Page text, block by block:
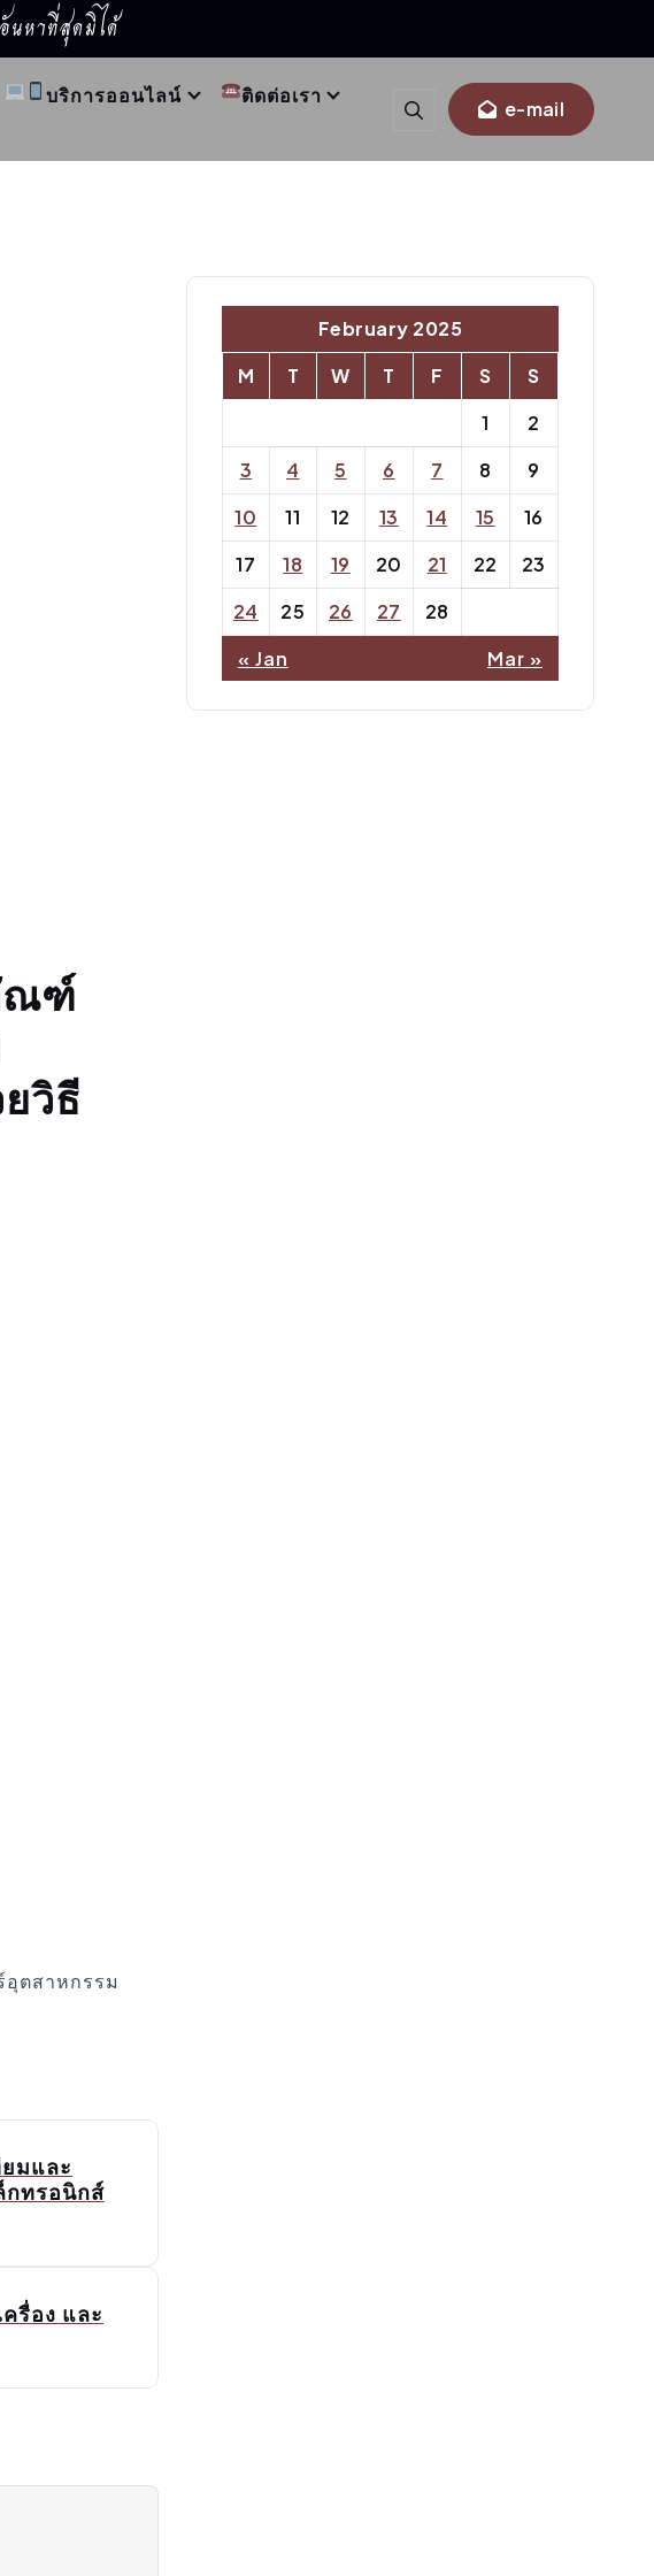
นหาที่สุดมิได้
บริการออนไลน์
ติดต่อเรา
e-mail
ณฑ์
วิธี
ตสาหกรรม
มและ
กทรอนิกส์
รื่อง และ
February 2025
M
T W T F S
S
1
2
3
4 5 6 7 8
9
10
11 12 13 14 15
16
17
18 19 20 21 22
23
24
25 26 27
28
« Jan
Mar »